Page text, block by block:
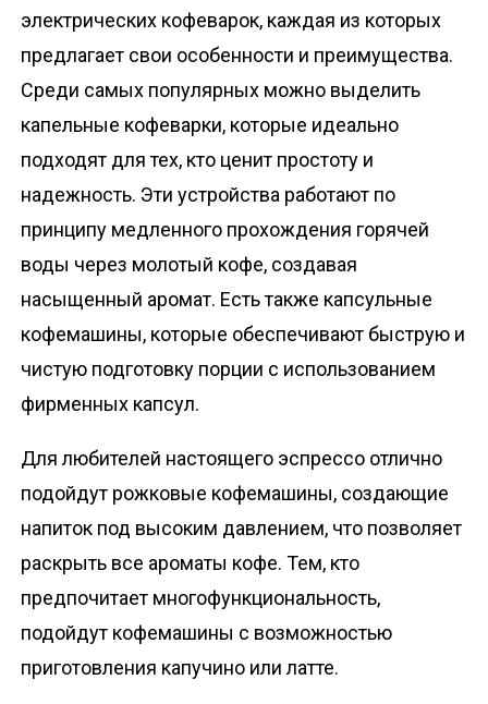
электрических кофеварок, каждая из которых
предлагает свои особенности и преимущества.
Среди самых популярных можно выделить
капельные кофеварки, которые идеально
подходят для тех, кто ценит простоту и
надежность. Эти устройства работают по
принципу медленного прохождения горячей
воды через молотый кофе, создавая
насыщенный аромат. Есть также капсульные
кофемашины, которые обеспечивают быструю и
чистую подготовку порции с использованием
фирменных капсул.
Для любителей настоящего эспрессо отлично
подойдут рожковые кофемашины, создающие
напиток под высоким давлением, что позволяет
раскрыть все ароматы кофе. Тем, кто
предпочитает многофункциональность,
подойдут кофемашины с возможностью
приготовления капучино или латте.